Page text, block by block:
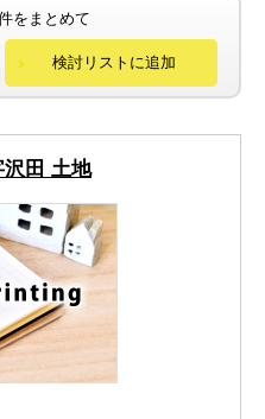
をまとめて
検討リストに追加
田 土地